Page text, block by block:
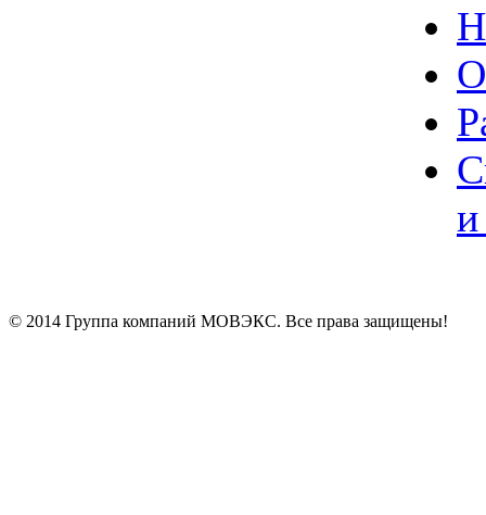
и
© 2014 Группа компаний МОВЭКС. Все права защищены!